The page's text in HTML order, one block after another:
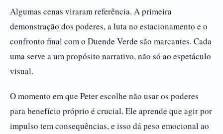
Algumas cenas viraram referência. A primeira
demonstração dos poderes, a luta no estacionamento e o
confronto final com o Duende Verde são marcantes. Cada
uma serve a um propósito narrativo, não só ao espetáculo
visual.
O momento em que Peter escolhe não usar os poderes
para benefício próprio é crucial. Ele aprende que agir por
impulso tem consequências, e isso dá peso emocional ao